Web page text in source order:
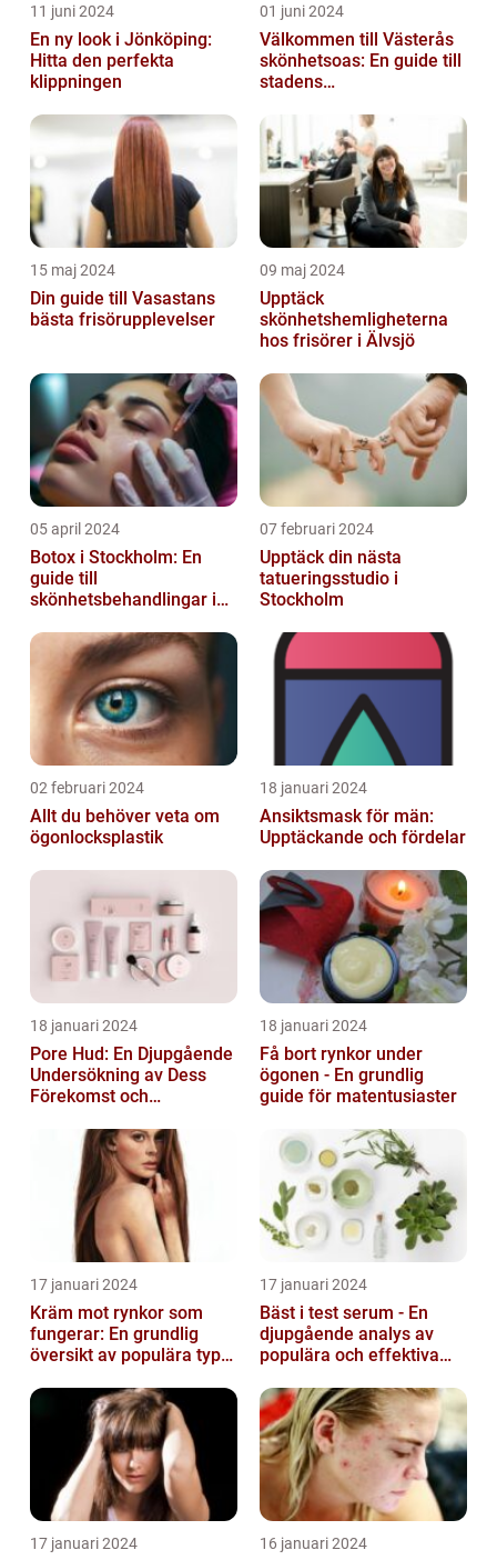
11 juni 2024
En ny look i Jönköping:
Hitta den perfekta
klippningen
01 juni 2024
Välkommen till Västerås
skönhetsoas: En guide till
stadens
15 maj 2024
Din guide till Vasastans
bästa frisörupplevelser
09 maj 2024
Upptäck
skönhetshemligheterna
hos frisörer i Älvsjö
05 april 2024
Botox i Stockholm: En
guide till
skönhetsbehandlingar i
07 februari 2024
Upptäck din nästa
tatueringsstudio i
Stockholm
02 februari 2024
Allt du behöver veta om
ögonlocksplastik
18 januari 2024
Ansiktsmask för män:
Upptäckande och fördelar
18 januari 2024
Pore Hud: En Djupgående
Undersökning av Dess
Förekomst och
18 januari 2024
Få bort rynkor under
ögonen - En grundlig
guide för matentusiaster
17 januari 2024
Kräm mot rynkor som
fungerar: En grundlig
översikt av populära typer
17 januari 2024
Bäst i test serum - En
djupgående analys av
populära och effektiva
17 januari 2024 16 januari 2024